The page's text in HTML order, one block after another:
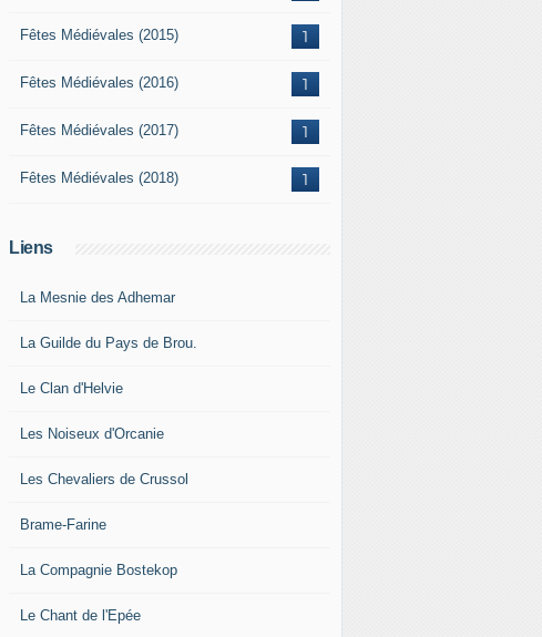
1
Fêtes Médiévales (2015)
1
Fêtes Médiévales (2016)
1
Fêtes Médiévales (2017)
1
Fêtes Médiévales (2018)
Liens
La Mesnie des Adhemar
La Guilde du Pays de Brou.
Le Clan d'Helvie
Les Noiseux d'Orcanie
Les Chevaliers de Crussol
Brame-Farine
La Compagnie Bostekop
Le Chant de l'Epée